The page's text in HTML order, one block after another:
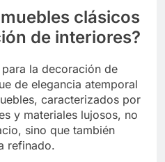
clásicos
de interiores?
la decoración de
de elegancia atemporal
caracterizados por
y materiales lujosos, no
sino que también
refinado.